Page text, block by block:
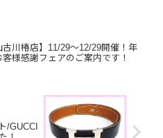
古川椿店】11/29～12/29開催！年
様感謝フェアのご案内です！
/GUCCI